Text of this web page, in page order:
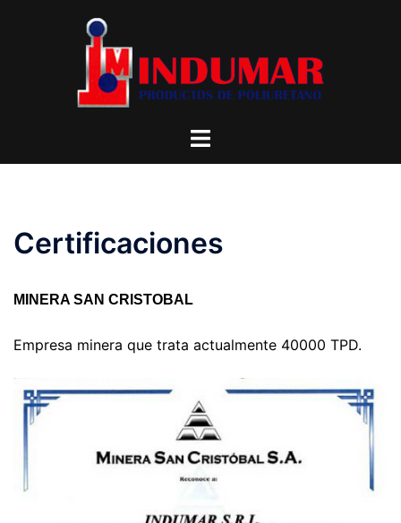
Alternar
Certificaciones
MINERA SAN CRISTOBAL
Empresa minera que trata actualmente 40000 TPD.